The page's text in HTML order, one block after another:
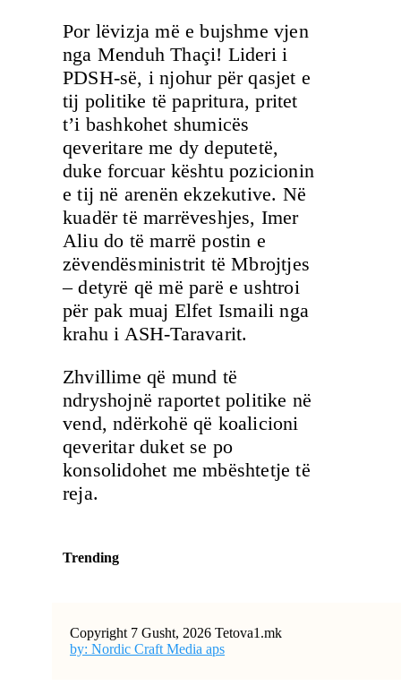
Por lëvizja më e bujshme vjen
nga Menduh Thaçi! Lideri i
PDSH-së, i njohur për qasjet e
tij politike të papritura, pritet
t’i bashkohet shumicës
qeveritare me dy deputetë,
duke forcuar kështu pozicionin
e tij në arenën ekzekutive. Në
kuadër të marrëveshjes, Imer
Aliu do të marrë postin e
zëvendësministrit të Mbrojtjes
– detyrë që më parë e ushtroi
për pak muaj Elfet Ismaili nga
krahu i ASH-Taravarit.
Zhvillime që mund të
ndryshojnë raportet politike në
vend, ndërkohë që koalicioni
qeveritar duket se po
konsolidohet me mbështetje të
reja.
Trending
Copyright 7 Gusht, 2026 Tetova1.mk
by: Nordic Craft Media aps